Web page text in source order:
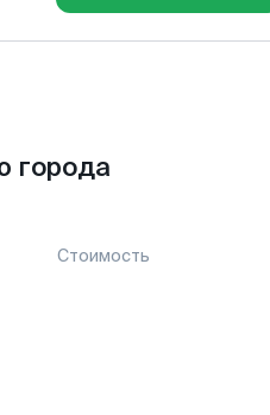
города
Стоимость